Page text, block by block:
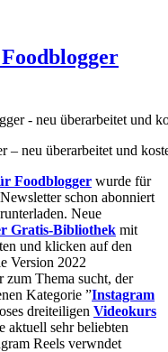
– neu überarbeitet und
Foodblogger wurde für
schon abonniert
Neue
Gratis-Bibliothek mit
und klicken auf den
Version 2022
zum Thema sucht, der
Kategorie ”Instagram
dreiteiligen Videokurs
aktuell sehr beliebten
Reels verwndet